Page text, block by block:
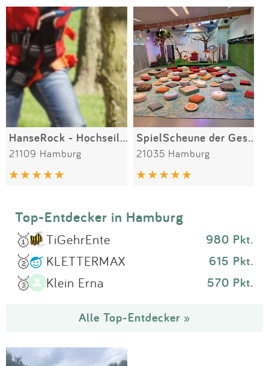
Anmelden
SPIELGERÄTE
Alle Filter (1) zurücksetzen
HanseRock - Hochseilgarten Hamburg
21109 Hamburg
SpielScheune der Geschichten
21035 Hamburg
Top-Entdecker in Hamburg
🥇 TiGehrEnte 980 Pkt.
🥈 KLETTERMAX 615 Pkt.
🥉 Klein Erna 570 Pkt.
Alle Top-Entdecker »